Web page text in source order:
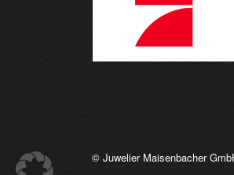
© Juwelier Maisenbacher